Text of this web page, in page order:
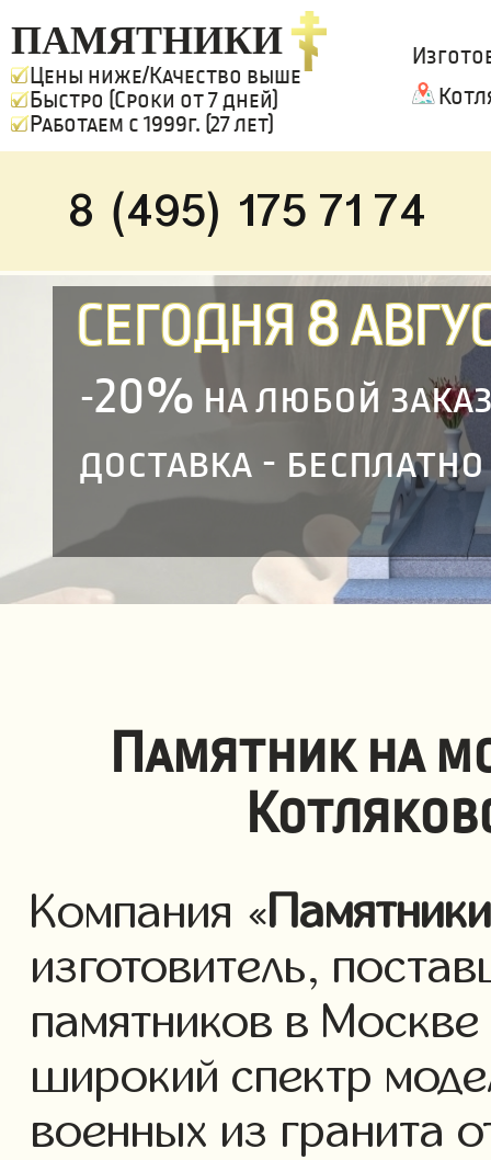
ПАМЯТНИКИ
Цены ниже/Качество выше
Быстро (Сроки от 7 дней)
Работаем с 1999г. (27 лет)
8 (495) 175 71 74
СЕГОДНЯ 8
-20% на любой
доставка - бесплатно
Памятник на
Компания «Памятники
изготовитель,
памятников в
широкий спектр
военных из гранита